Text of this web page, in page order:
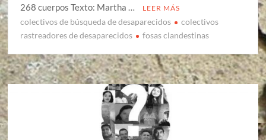
268 cuerpos Texto: Martha …
LEER MÁS
colectivos de búsqueda de desaparecidos
colectivos
rastreadores de desaparecidos
fosas clandestinas